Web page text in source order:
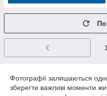
1
Фотографії залишаються
зберегти важливі моменти